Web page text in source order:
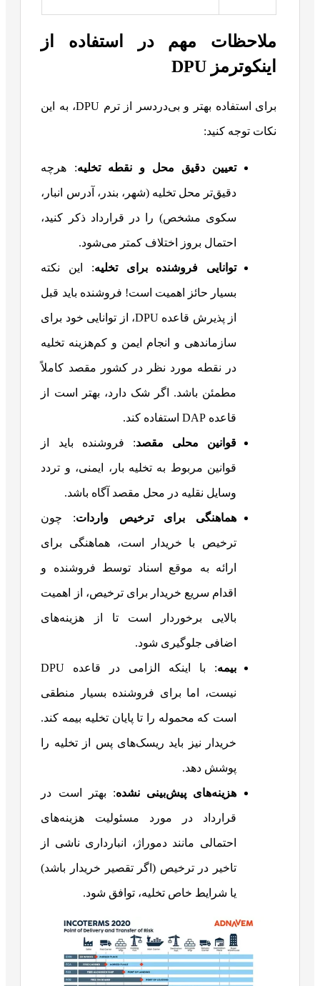
ملاحظات مهم در استفاده از
اینکوترمز DPU
برای استفاده بهتر و بی‌دردسر از ترم DPU، به این
نکات توجه کنید:
تعیین دقیق محل و نقطه تخلیه: هرچه
دقیق‌تر محل تخلیه (شهر، بندر، آدرس انبار،
سکوی مشخص) را در قرارداد ذکر کنید،
احتمال بروز اختلاف کمتر می‌شود.
توانایی فروشنده برای تخلیه: این نکته
بسیار حائز اهمیت است! فروشنده باید قبل
از پذیرش قاعده DPU، از توانایی خود برای
سازماندهی و انجام ایمن و کم‌هزینه تخلیه
در نقطه مورد نظر در کشور مقصد کاملاً
مطمئن باشد. اگر شک دارد، بهتر است از
قاعده DAP استفاده کند.
قوانین محلی مقصد: فروشنده باید از
قوانین مربوط به تخلیه بار، ایمنی، و تردد
وسایل نقلیه در محل مقصد آگاه باشد.
هماهنگی برای ترخیص واردات: چون
ترخیص با خریدار است، هماهنگی برای
ارائه به موقع اسناد توسط فروشنده و
اقدام سریع خریدار برای ترخیص، از اهمیت
بالایی برخوردار است تا از هزینه‌های
اضافی جلوگیری شود.
بیمه : با اینکه الزامی در قاعده DPU
نیست، اما برای فروشنده بسیار منطقی
است که محموله را تا پایان تخلیه بیمه کند.
خریدار نیز باید ریسک‌های پس از تخلیه را
پوشش دهد.
هزینه‌های پیش‌بینی نشده: بهتر است در
قرارداد در مورد مسئولیت هزینه‌های
احتمالی مانند دموراژ، انبارداری ناشی از
تاخیر در ترخیص (اگر تقصیر خریدار باشد)
یا شرایط خاص تخلیه، توافق شود.